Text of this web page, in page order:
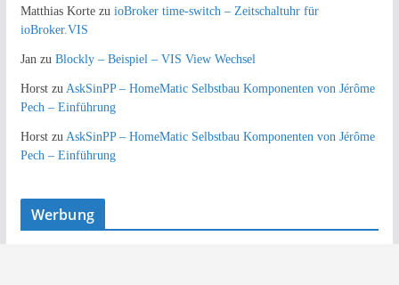
Matthias Kortezu ioBroker time-switch – Zeitschaltuhr für
ioBroker.VIS
Janzu Blockly – Beispiel – VIS View Wechsel
Horstzu AskSinPP – HomeMatic Selbstbau Komponenten von Jérôme
Pech – Einführung
Horstzu AskSinPP – HomeMatic Selbstbau Komponenten von Jérôme
Pech – Einführung
Werbung